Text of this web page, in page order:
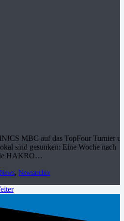
MBC auf das TopFour Turnier
sind gesunken: Eine Woche nach
HAKRO…
News, Newsarchiv